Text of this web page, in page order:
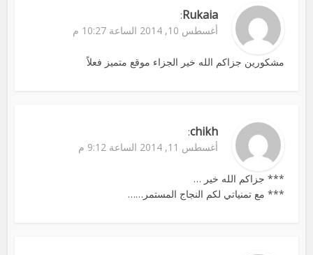
Rukaia
:
أغسطس 10, 2014 الساعة 10:27 م
مشكورين جزاكم الله خير الجزاء موقع متميز فعلاً
chikh
:
أغسطس 11, 2014 الساعة 9:12 م
*** جزاكم الله خير …
*** مع تمنياتي لكم النجاج المستمر……